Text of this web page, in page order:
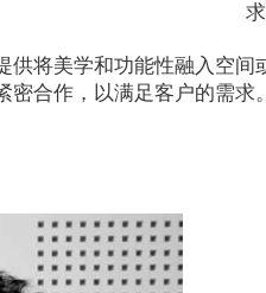
求
供将美学和功能性融入空
密合作，以满足客户的需求